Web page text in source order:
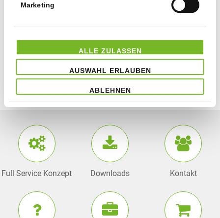
Marketing
ALLE ZULASSEN
AUSWAHL ERLAUBEN
ABLEHNEN
STELLENANGEBOTE
Full Service Konzept Downloads Kontakt